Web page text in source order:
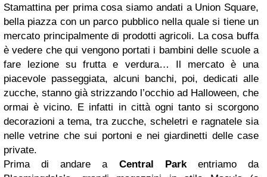
Stamattina per prima cosa siamo andati a Union Square,
bella piazza con un parco pubblico nella quale si tiene un
mercato principalmente di prodotti agricoli. La cosa buffa
è vedere che qui vengono portati i bambini delle scuole a
fare lezione su frutta e verdura… Il mercato è una
piacevole passeggiata, alcuni banchi, poi, dedicati alle
zucche, stanno già strizzando l’occhio ad Halloween, che
ormai è vicino. E infatti in città ogni tanto si scorgono
decorazioni a tema, tra zucche, scheletri e ragnatele sia
nelle vetrine che sui portoni e nei giardinetti delle case
private.
Prima di andare a Central Parkentriamo da